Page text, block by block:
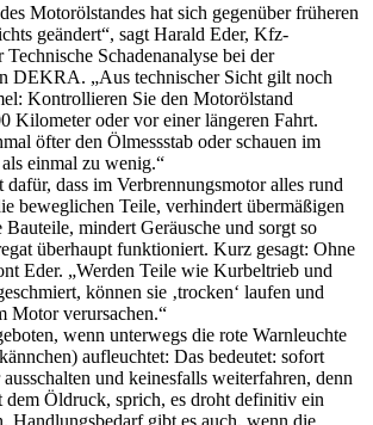
Motorölstandes hat sich gegenüber früheren
geändert“, sagt Harald Eder, Kfz-
Technische Schadenanalyse bei der
DEKRA. „Aus technischer Sicht gilt noch
Kontrollieren Sie den Motorölstand
Kilometer oder vor einer längeren Fahrt.
öfter den Ölmessstab oder schauen im
einmal zu wenig.“
dass im Verbrennungsmotor alles rund
beweglichen Teile, verhindert übermäßigen
mindert Geräusche und sorgt so
überhaupt funktioniert. Kurz gesagt: Ohne
Eder. „Werden Teile wie Kurbeltrieb und
können sie ‚trocken‘ laufen und
Motor verursachen.“
wenn unterwegs die rote Warnleuchte
aufleuchtet: Das bedeutet: sofort
und keinesfalls weiterfahren, denn
dem Öldruck, sprich, es droht definitiv ein
Handlungsbedarf gibt es auch, wenn die